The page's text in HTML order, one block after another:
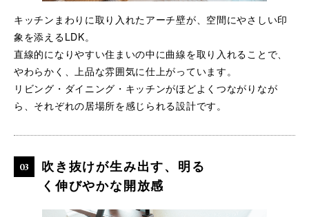
キッチンまわりに取り入れたアーチ壁が、空間にやさしい印
象を添えるLDK。
直線的になりやすい住まいの中に曲線を取り入れることで、
やわらかく、上品な雰囲気に仕上がっています。
リビング・ダイニング・キッチンがほどよくつながりなが
ら、それぞれの居場所を感じられる設計です。
吹き抜けが生み出す、明る
く伸びやかな開放感